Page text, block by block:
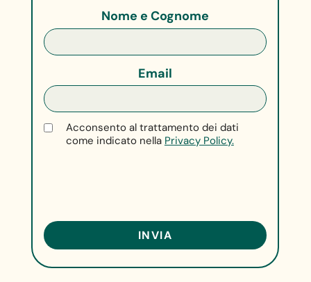
Nome e Cognome
Email
Acconsento al trattamento dei dati
come indicato nella Privacy Policy.